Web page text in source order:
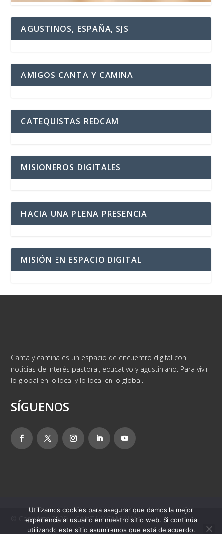
AGUSTINOS, ESPAÑA, SJS
AMIGOS CANTA Y CAMINA
CATEQUISTAS REDCAM
MISIONEROS DIGITALES
HACIA UNA PLENA PRESENCIA
MISIÓN EN ESPACIO DIGITAL
Canta y camina es un espacio de encuentro digital con
noticias de interés pastoral, educativo y agustiniano. Para vivir
lo global en lo local y lo local en lo global.
SÍGUENOS
© Copyright 2025 – CANTA Y CAMINA
Utilizamos cookies para asegurar que damos la mejor
experiencia al usuario en nuestro sitio web. Si continúa
utilizando este sitio asumiremos que está de acuerdo.